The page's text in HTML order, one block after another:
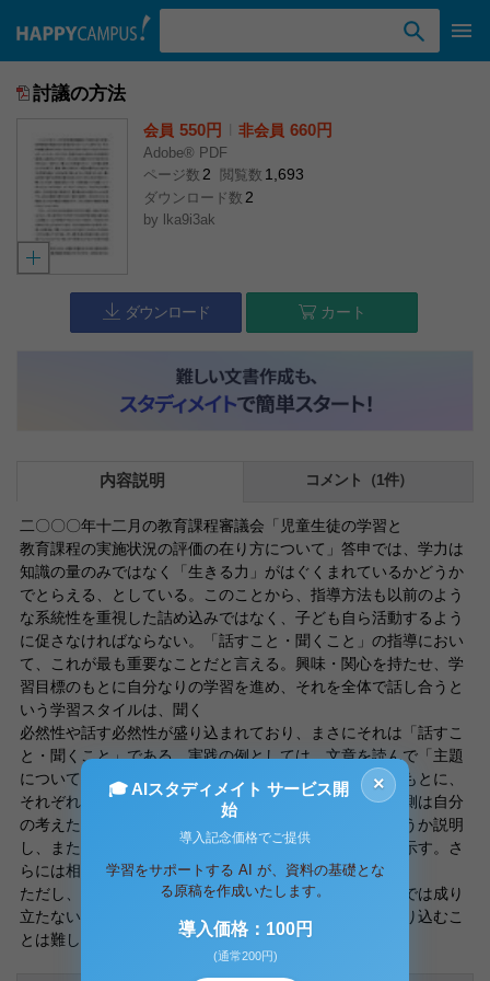
討議の方法
会員 550円 非会員 660円
Adobe® PDF
ページ数 2 閲覧数 1,693
ダウンロード数 2
by lka9i3ak
ダウンロード カート
内容説明 コメント（1件）
二〇〇〇年十二月の教育課程審議会「児童生徒の学習と
教育課程の実施状況の評価の在り方について」答申では、学力は
知識の量のみではなく「生きる力」がはぐくまれているかどうか
でとらえる、としている。このことから、指導方法も以前のよう
な系統性を重視した詰め込みではなく、子ども自ら活動するよう
に促さなければならない。「話すこと・聞くこと」の指導におい
て、これが最も重要なことだと言える。興味・関心を持たせ、学
習目標のもとに自分なりの学習を進め、それを全体で話し合うと
いう学習スタイルは、聞く
必然性や話す必然性が盛り込まれており、まさにそれは「話すこ
と・聞くこと」である。実践の例としては、文章を読んで「主題
について考える」というものがある。ひとつのテーマのもとに、
それぞれが文章を読み、それを皆の前で発表する。聞く側は自分
の考えたことと比較する。自分の意見と異なればどう違うか説明
し、またなぜこのような意見になったのか理由や根拠を示す。さ
らには相手の意見を評価するということもできる。
ただし、これらの方法は自発的に行わせると雖も、放任では成り
立たない。特に低学年や中学年でそのまま学習活動に盛り込むこ
とは難しい。
×
🎓 AIスタディメイト サービス開
始
導入記念価格でご提供
学習をサポートする AI が、資料の基礎とな
る原稿を作成いたします。
導入価格：100円
(通常200円)